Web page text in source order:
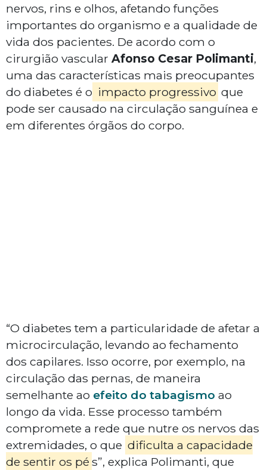
nervos, rins e olhos, afetando funções
importantes do organismo e a qualidade de
vida dos pacientes. De acordo com o
cirurgião vascular Afonso Cesar Polimanti,
uma das características mais preocupantes
do diabetes é o impacto progressivo que
pode ser causado na circulação sanguínea e
em diferentes órgãos do corpo.
“O diabetes tem a particularidade de afetar a
microcirculação, levando ao fechamento
dos capilares. Isso ocorre, por exemplo, na
circulação das pernas, de maneira
semelhante ao efeito do tabagismo ao
longo da vida. Esse processo também
compromete a rede que nutre os nervos das
extremidades, o que dificulta a capacidade
de sentir os pé s”, explica Polimanti, que